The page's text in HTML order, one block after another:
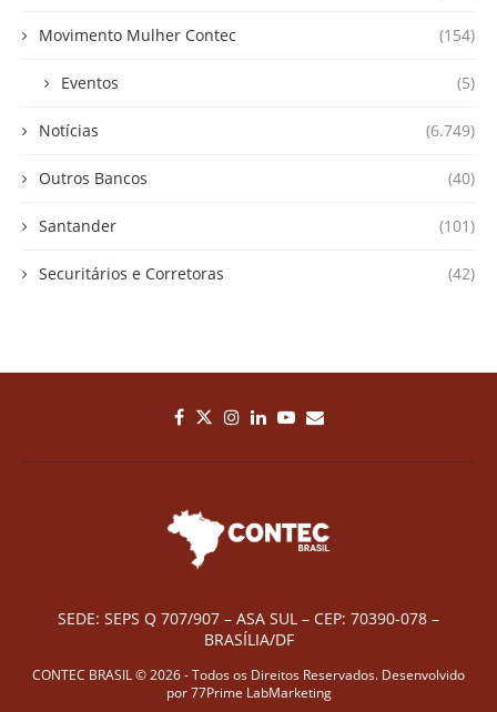
Movimento Mulher Contec (154)
Eventos (5)
Notícias (6.749)
Outros Bancos (40)
Santander (101)
Securitários e Corretoras (42)
SEDE: SEPS Q 707/907 – ASA SUL – CEP: 70390-078 –
BRASÍLIA/DF
CONTEC BRASIL © 2026 - Todos os Direitos Reservados. Desenvolvido
por77Prime LabMarketing